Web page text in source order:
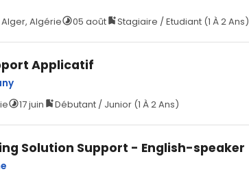
Algérie
05 août Stagiaire / Etudiant (1 À 2 Ans)
Applicatif
17 juin Débutant / Junior (1 À 2 Ans)
Solution Support - English-speaker